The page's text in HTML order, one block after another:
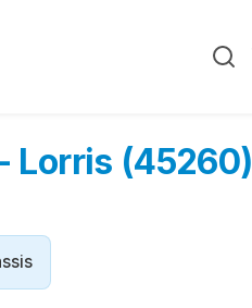
Lorris